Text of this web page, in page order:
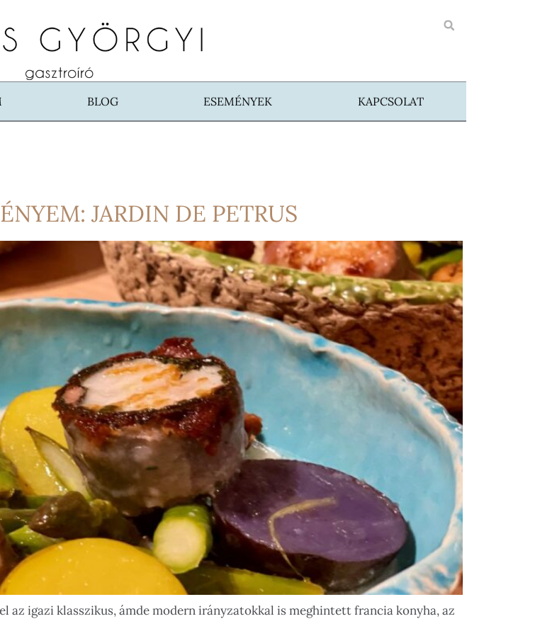
BLOG ESEMÉNYEK KAPCSOLAT
JARDIN DE PETRUS
igazi klasszikus, ámde modern irányzatokkal is meghintett francia konyha, az